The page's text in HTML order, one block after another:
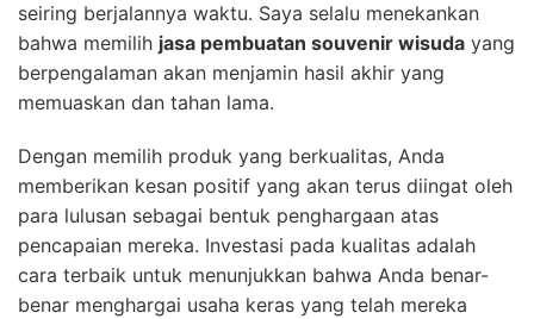
seiring berjalannya waktu. Saya selalu menekankan
bahwa memilih jasa pembuatan souvenir wisuda yang
berpengalaman akan menjamin hasil akhir yang
memuaskan dan tahan lama.
Dengan memilih produk yang berkualitas, Anda
memberikan kesan positif yang akan terus diingat oleh
para lulusan sebagai bentuk penghargaan atas
pencapaian mereka. Investasi pada kualitas adalah
cara terbaik untuk menunjukkan bahwa Anda benar-
benar menghargai usaha keras yang telah mereka